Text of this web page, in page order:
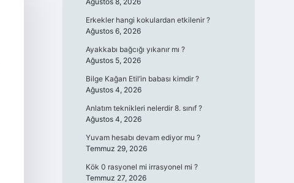
Erkekler hangi kokulardan etkilenir ?
Ağustos 6, 2026
Ayakkabı bağcığı yıkanır mı ?
Ağustos 5, 2026
Bilge Kağan Etil’in babası kimdir ?
Ağustos 4, 2026
Anlatım teknikleri nelerdir 8. sınıf ?
Ağustos 4, 2026
Yuvam hesabı devam ediyor mu ?
Temmuz 29, 2026
Kök 0 rasyonel mi irrasyonel mi ?
Temmuz 27, 2026